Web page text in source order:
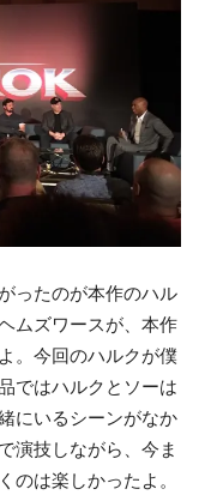
ったのが本作のハル
ムズワースが、本作
。今回のハルクが僕
ではハルクとソーは
にいるシーンがなか
演技しながら、今ま
のは楽しかったよ。